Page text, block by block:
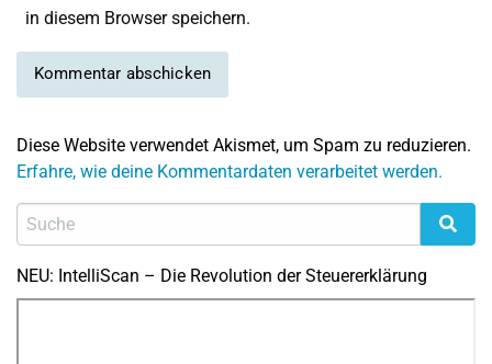
in diesem Browser speichern.
Diese Website verwendet Akismet, um Spam zu reduzieren.
Erfahre, wie deine Kommentardaten verarbeitet werden.
NEU: IntelliScan – Die Revolution der Steuererklärung